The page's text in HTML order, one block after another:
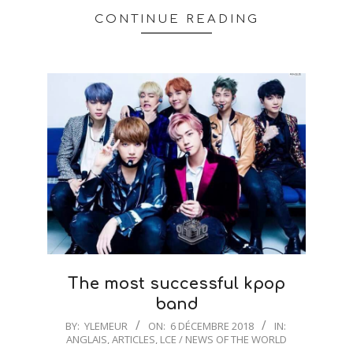
CONTINUE READING
The most successful kpop
band
2018-
BY: YLEMEUR ON: 6 DÉCEMBRE 2018
IN:
ANGLAIS ARTICLES LCE / NEWS OF THE WORLD